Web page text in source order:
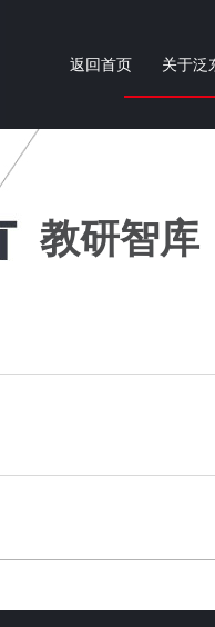
返回首页 关于泛
教研智库